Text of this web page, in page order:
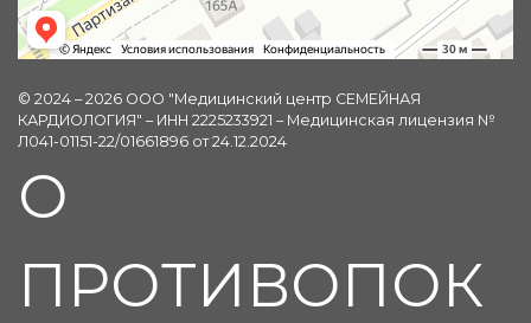
© 2024 – 2026 ООО "Медицинский центр СЕМЕЙНАЯ
КАРДИОЛОГИЯ" – ИНН 2225233921 – Медицинская лицензия №
Л041-01151-22/01661896 от 24.12.2024
О
ПРОТИВОПОК